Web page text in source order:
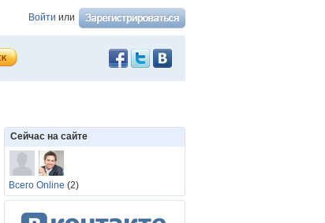
Войти или
Сейчас на сайте
Всего Online (2)